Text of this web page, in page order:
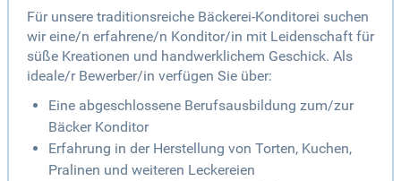
Für unsere traditionsreiche Bäckerei-Konditorei suchen
wir eine/n erfahrene/n Konditor/in mit Leidenschaft für
süße Kreationen und handwerklichem Geschick. Als
ideale/r Bewerber/in verfügen Sie über:
Eine abgeschlossene Berufsausbildung zum/zur
Bäcker Konditor
Erfahrung in der Herstellung von Torten, Kuchen,
Pralinen und weiteren Leckereien